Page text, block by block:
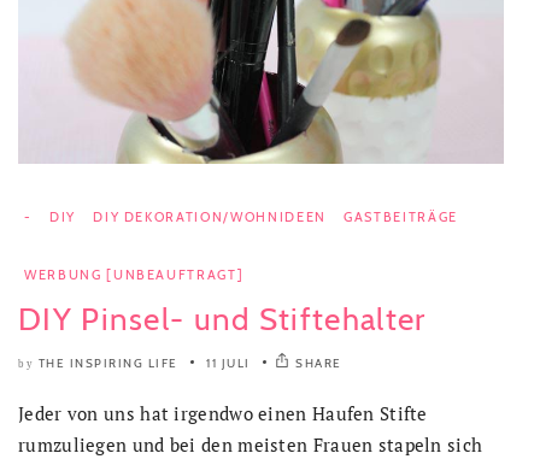
- DIY DIY DEKORATION/WOHNIDEEN GASTBEITRÄGE
WERBUNG [UNBEAUFTRAGT]
DIY Pinsel- und Stiftehalter
by THE INSPIRING LIFE 11 JULI SHARE
Jeder von uns hat irgendwo einen Haufen Stifte
rumzuliegen und bei den meisten Frauen stapeln sich